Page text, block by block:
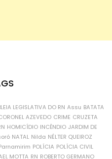
LEGISLATIVA DO RN Assu BATATA
AZEVEDO CRIME CRUZETA
HOMICÍDIO INCÊNDIO JARDIM DE
NATAL Nilda NÉLTER QUEIROZ
POLÍCIA POLÍCIA CIVIL
MOTTA RN ROBERTO GERMANO